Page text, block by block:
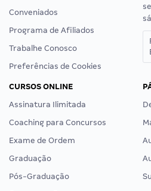
Conveniados
Programa de Afiliados
Trabalhe Conosco
Preferências de Cookies
CURSOS ONLINE
Assinatura Ilimitada
Coaching para Concursos
Exame de Ordem
Graduação
Pós-Graduação